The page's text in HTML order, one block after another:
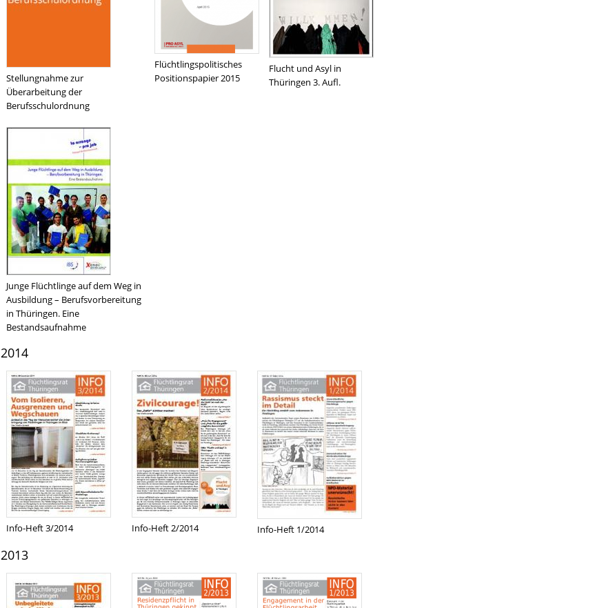
Stellungnahme zur
Überarbeitung der
Berufsschulordnung
Flüchtlingspolitisches
Positionspapier 2015
Flucht und Asyl in
Thüringen 3. Aufl.
Junge Flüchtlinge auf dem Weg in
Ausbildung – Berufsvorbereitung
in Thüringen. Eine
Bestandsaufnahme
2014
Info-Heft 3/2014 Info-Heft 2/2014 Info-Heft 1/2014
2013